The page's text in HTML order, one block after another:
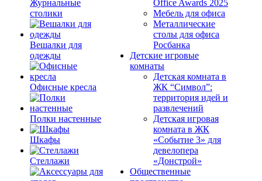
Журнальные
столики
Вешалки для
одежды
Офисные кресла
Полки настенные
Шкафы
Стеллажи
Office Awards 2025
Мебель для офиса
Металлические
столы для офиса
Росбанка
Детские игровые
комнаты
Детская комната в
ЖК “Символ”:
территория идей и
развлечений
Детская игровая
комната в ЖК
«Событие 3» для
девелопера
«Донстрой»
Общественные